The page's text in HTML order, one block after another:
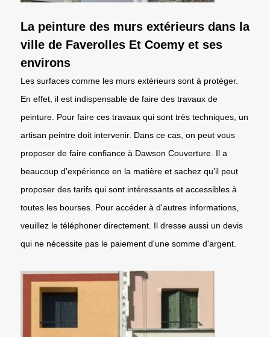
La peinture des murs extérieurs dans la
ville de Faverolles Et Coemy et ses
environs
Les surfaces comme les murs extérieurs sont à protéger.
En effet, il est indispensable de faire des travaux de
peinture. Pour faire ces travaux qui sont très techniques, un
artisan peintre doit intervenir. Dans ce cas, on peut vous
proposer de faire confiance à Dawson Couverture. Il a
beaucoup d'expérience en la matière et sachez qu'il peut
proposer des tarifs qui sont intéressants et accessibles à
toutes les bourses. Pour accéder à d'autres informations,
veuillez le téléphoner directement. Il dresse aussi un devis
qui ne nécessite pas le paiement d'une somme d'argent.